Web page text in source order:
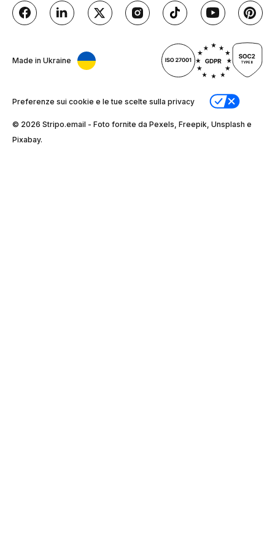
Made in Ukraine
Preferenze sui cookie e le tue scelte sulla privacy
© 2026 Stripо.email - Foto fornite da Pexels, Freepik, Unsplash e
Pixabay.